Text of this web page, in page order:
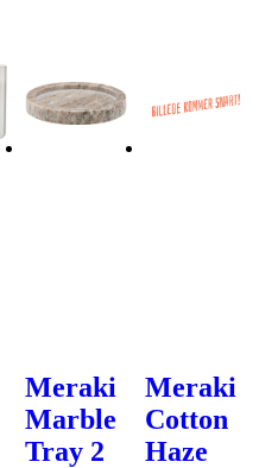
Meraki
Marble
Tray 2
Meraki
Cotton
Haze